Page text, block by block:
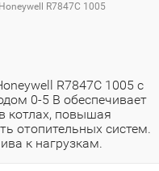
R7847C 1005
R7847C 1005 с
0-5 В обеспечивает
котлах, повышая
отопительных систем.
к нагрузкам.